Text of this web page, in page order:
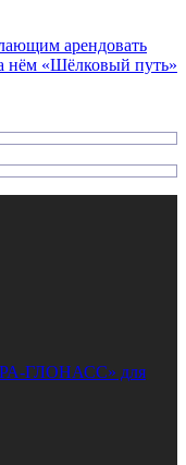
арендовать
нём «Шёлковый путь»
ГЛОНАСС» для